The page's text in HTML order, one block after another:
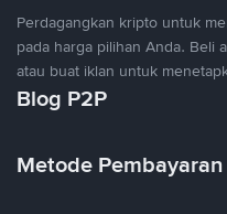
Perdagangkan kripto untuk
pada harga pilihan Anda. Beli
atau buat iklan untuk
Blog P2P
Metode